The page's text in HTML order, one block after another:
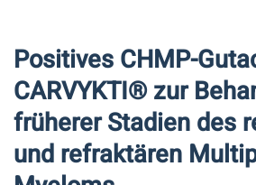
Positives CHMP-
CARVYKTI® zur
früherer Stadien des
und refraktären